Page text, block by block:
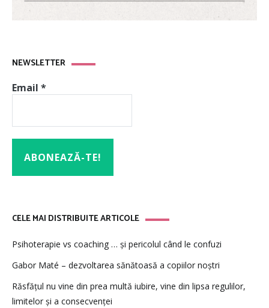
NEWSLETTER
Email *
CELE MAI DISTRIBUITE ARTICOLE
Psihoterapie vs coaching … și pericolul când le confuzi
Gabor Maté – dezvoltarea sănătoasă a copiilor noștri
Răsfățul nu vine din prea multă iubire, vine din lipsa regulilor,
limitelor și a consecvenței